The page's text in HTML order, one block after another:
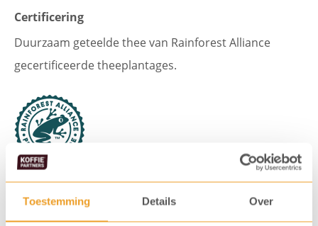
Toestemming Details Over
FGS
Groen
Citrus
25
zk.)
aantal
Certificering
Duurzaam geteelde thee van Rainforest Alliance
gecertificeerde theeplantages.